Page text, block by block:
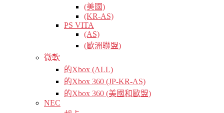
(美國)
(KR-AS)
PS VITA
(AS)
(歐洲聯盟)
微軟
的Xbox (ALL)
的Xbox 360 (JP-KR-AS)
的Xbox 360 (美國和歐盟)
NEC